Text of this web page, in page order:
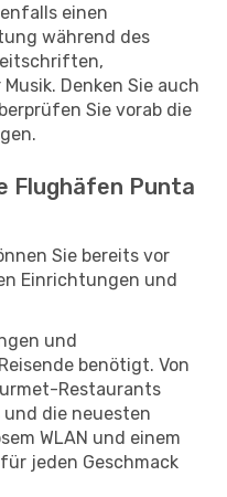
einen
während des
Denken Sie auch
Sie vorab die
Flughäfen Punta
Sie bereits vor
Einrichtungen und
und
benötigt. Von
Restaurants
die neuesten
WLAN und einem
jeden Geschmack